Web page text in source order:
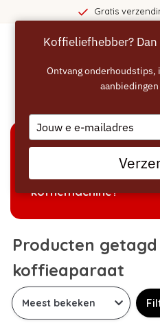
Gratis
Welke producten
koffiemachine?
Producten
koffieaparaat
Koffieliefhebber?
Ontvang
Type
your
email